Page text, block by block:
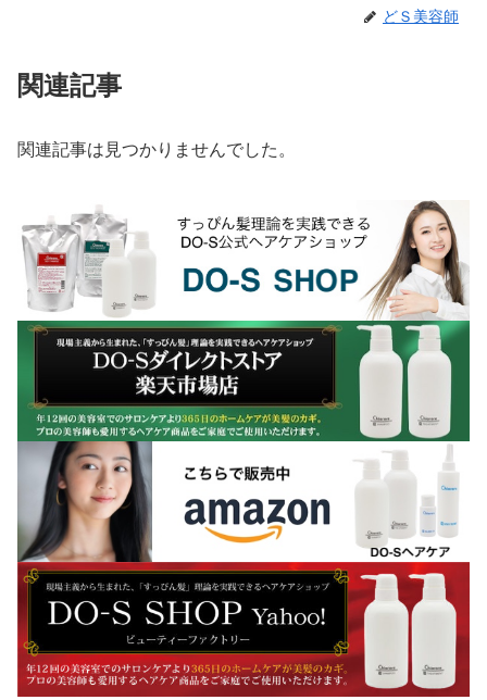
どＳ美容師
関連記事
関連記事は見つかりませんでした。